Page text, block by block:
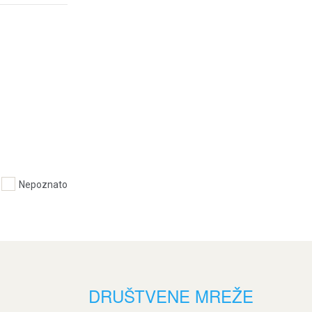
Nepoznato
DRUŠTVENE MREŽE